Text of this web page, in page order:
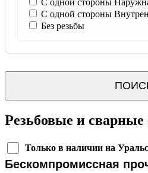
С одной стороны
С одной стороны
Без резьбы
Резьбовые и
Только в наличии на
Бескомпромиссная